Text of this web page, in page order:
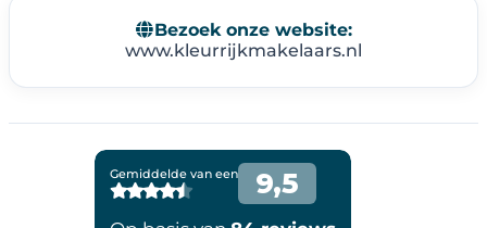
Bezoek onze website:
www.kleurrijkmakelaars.nl